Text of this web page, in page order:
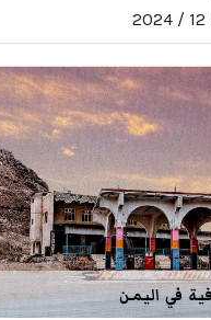
في اليمن